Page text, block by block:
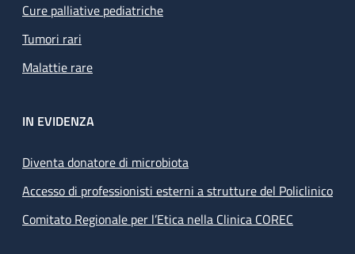
Cure palliative pediatriche
Tumori rari
Malattie rare
IN EVIDENZA
Diventa donatore di microbiota
Accesso di professionisti esterni a strutture del Policlinico
Comitato Regionale per l’Etica nella Clinica COREC